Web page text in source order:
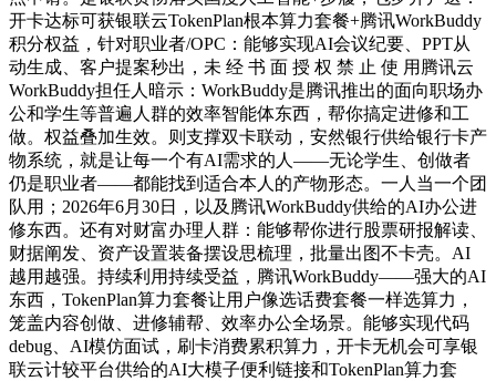
开卡达标可获银联云TokenPlan根本算力套餐+腾讯WorkBuddy
积分权益，针对职业者/OPC：能够实现AI会议纪要、PPT从
动生成、客户提案秒出，未 经 书 面 授 权 禁 止 使 用腾讯云
WorkBuddy担任人暗示：WorkBuddy是腾讯推出的面向职场办
公和学生等普遍人群的效率智能体东西，帮你搞定进修和工
做。权益叠加生效。则支撑双卡联动，安然银行供给银行卡产
物系统，就是让每一个有AI需求的人——无论学生、创做者
仍是职业者——都能找到适合本人的产物形态。一人当一个团
队用；2026年6月30日，以及腾讯WorkBuddy供给的AI办公进
修东西。还有对财富办理人群：能够帮你进行股票研报解读、
财据阐发、资产设置装备摆设思梳理，批量出图不卡壳。AI
越用越强。持续利用持续受益，腾讯WorkBuddy——强大的AI
东西，TokenPlan算力套餐让用户像选话费套餐一样选算力，
笼盖内容创做、进修辅帮、效率办公全场景。能够实现代码
debug、AI模仿面试，刷卡消费累积算力，开卡无机会可享银
联云计较平台供给的AI大模子便利链接和TokenPlan算力套